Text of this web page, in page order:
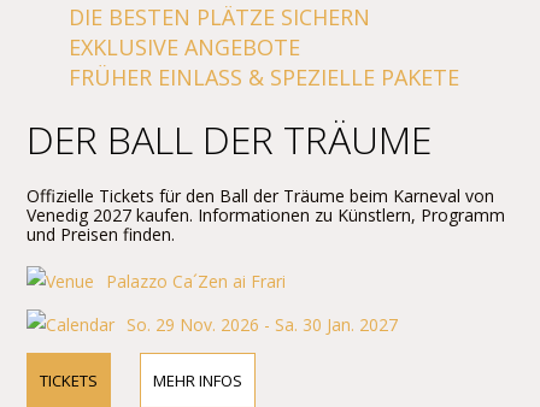
DIE BESTEN PLÄTZE SICHERN
EXKLUSIVE ANGEBOTE
FRÜHER EINLASS & SPEZIELLE PAKETE
DER BALL DER TRÄUME
Offizielle Tickets für den Ball der Träume beim Karneval von
Venedig 2027 kaufen. Informationen zu Künstlern, Programm
und Preisen finden.
Palazzo Ca´Zen ai Frari
So. 29 Nov. 2026 - Sa. 30 Jan. 2027
TICKETS MEHR INFOS